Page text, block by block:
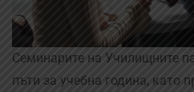
Семинарите на Училищните
пъти за учебна година, като